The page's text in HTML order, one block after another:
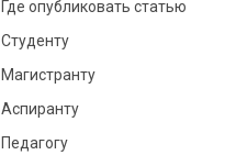
Где опубликовать статью
Студенту
Магистранту
Аспиранту
Педагогу